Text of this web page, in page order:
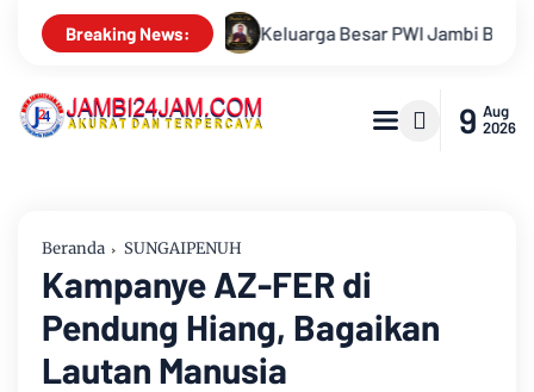
Breaking News:
Jambi Berduka, Hery Rawas Mantan Sekretaris PWI Jambi
9 Aug
2026
Beranda SUNGAIPENUH
Kampanye AZ-FER di
Pendung Hiang, Bagaikan
Lautan Manusia